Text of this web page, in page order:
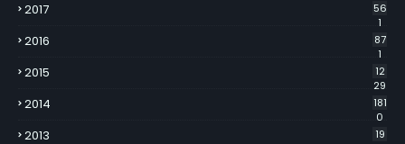
2017
56
1
2016
87
1
2015
12
29
2014
181
0
2013
19